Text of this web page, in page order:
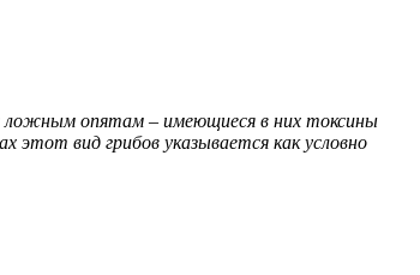
ложным опятам – имеющиеся в них токсины
этот вид грибов указывается как условно